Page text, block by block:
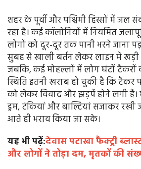
शहर के पूर्वी और पश्चिमी हिस्सों में जल
रहा है। कई कॉलोनियों में नियमित
लोगों को दूर-दूर तक पानी भरने जाना
सुबह से खाली बर्तन लेकर लाइन में खड़ी
जबकि, कई मोहल्लों में लोग घंटों टैंकरों
स्थिति इतनी खराब हो चुकी है कि टैंकर
को लेकर विवाद और झड़पें होने लगी
ड्रम, टंकियां और बाल्टियां सजाकर रखी
आते ही भराव किया जा सके।
यह भी पढ़ें:देवास पटाखा फैक्ट्री
और लोगों ने तोड़ा दम, मृतकों की